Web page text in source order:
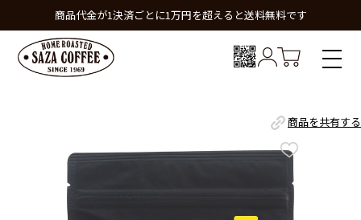
商品代金が1決済ごとに1万円を超えると送料無料です
商品を共有する